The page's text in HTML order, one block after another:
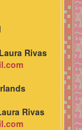
Laura Rivas
Rivas